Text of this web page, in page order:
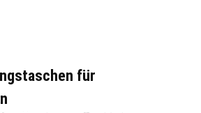
für